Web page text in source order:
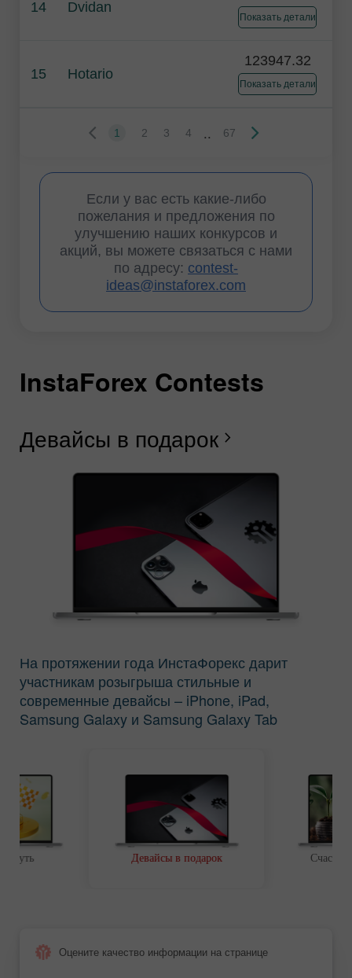
14 Dvidan
Показать детали
15 Hotario
123947.32
Показать детали
1 2 3 4 .. 67
Если у вас есть какие-либо
пожелания и предложения по
улучшению наших конкурсов и
акций, вы можете связаться с нами
по адресу: contest-
ideas@instaforex.com
InstaForex Contests
Девайсы в подарок chevron_right
На протяжении года ИнстаФорекс дарит
участникам розыгрыша стильные и
современные девайсы – iPhone, iPad,
Samsung Galaxy и Samsung Galaxy Tab
путь Девайсы в подарок
Оцените качество информации на странице